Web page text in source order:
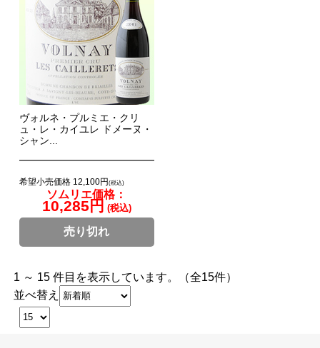
ヴォルネ・プルミエ・クリ
ュ・レ・カイユレ ドメーヌ・
シャン...
希望小売価格 12,100円(税込)
ソムリエ価格：
10,285円 (税込)
売り切れ
1 ～ 15 件目を表示しています。（全15件）
並べ替え